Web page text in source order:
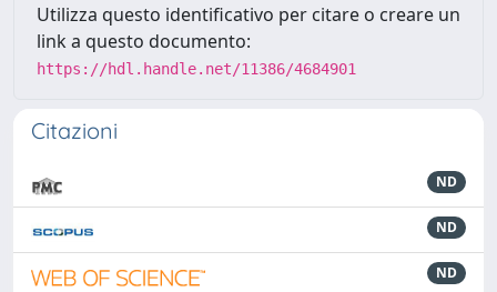
Utilizza questo identificativo per citare o creare un
link a questo documento:
https://hdl.handle.net/11386/4684901
Citazioni
ND
ND
ND